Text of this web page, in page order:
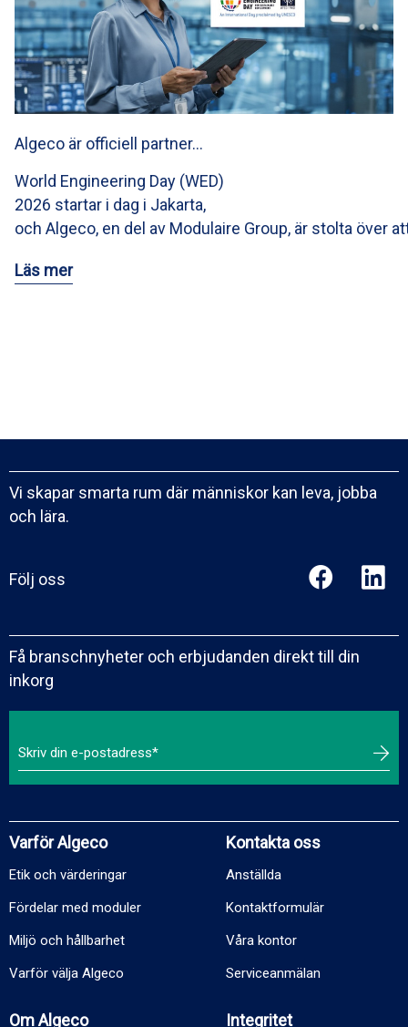
Algeco är officiell partner…
World Engineering Day (WED)
2026 startar i dag i Jakarta,
och Algeco, en del av Modulaire Group, är stolta över
Läs mer
Vi skapar smarta rum där människor kan leva, jobba
och lära.
Följ oss
Få branschnyheter och erbjudanden direkt till din
inkorg
Varför Algeco
Etik och värderingar
Fördelar med moduler
Miljö och hållbarhet
Varför välja Algeco
Kontakta oss
Anställda
Kontaktformulär
Våra kontor
Serviceanmälan
Om Algeco Integritet